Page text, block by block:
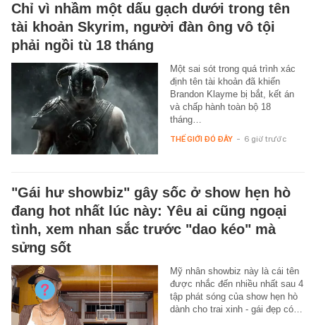
Chỉ vì nhầm một dấu gạch dưới trong tên
tài khoản Skyrim, người đàn ông vô tội
phải ngồi tù 18 tháng
Một sai sót trong quá trình xác
định tên tài khoản đã khiến
Brandon Klayme bị bắt, kết án
và chấp hành toàn bộ 18
tháng…
THẾ GIỚI ĐÓ ĐÂY - 6 giờ trước
"Gái hư showbiz" gây sốc ở show hẹn hò
đang hot nhất lúc này: Yêu ai cũng ngoại
tình, xem nhan sắc trước "dao kéo" mà
sửng sốt
Mỹ nhân showbiz này là cái tên
được nhắc đến nhiều nhất sau 4
tập phát sóng của show hẹn hò
dành cho trai xinh - gái đẹp có…